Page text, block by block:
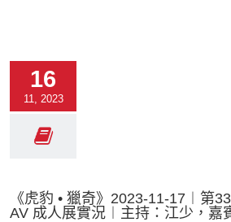
16
11, 2023
《虎豹 • 獵奇》2023-11-17︱第
AV 成人展實況︱主持：江少，嘉